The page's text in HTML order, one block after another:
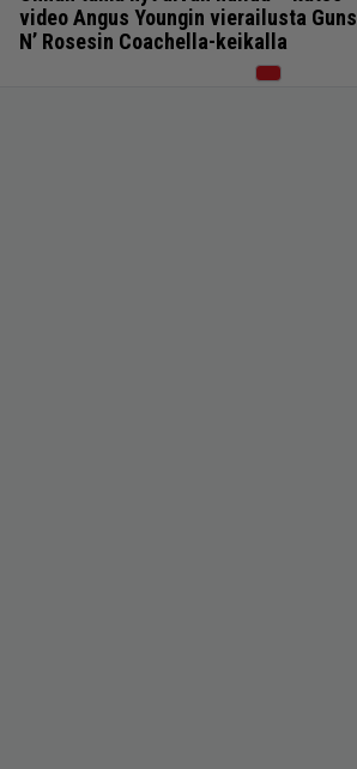
video Angus Youngin vierailusta Guns
N’ Rosesin Coachella-keikalla